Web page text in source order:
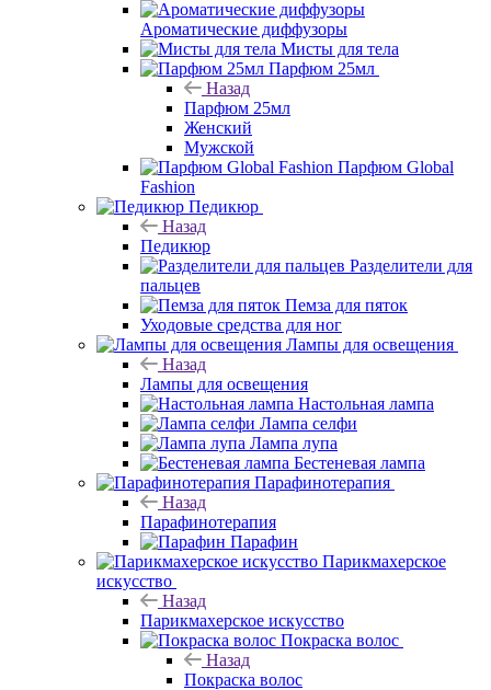
Ароматические диффузоры
Мисты для тела
Парфюм 25мл
Назад
Парфюм 25мл
Женский
Мужской
Парфюм Global
Fashion
Педикюр
Назад
Педикюр
Разделители для
пальцев
Пемза для пяток
Уходовые средства для ног
Лампы для освещения
Назад
Лампы для освещения
Настольная лампа
Лампа селфи
Лампа лупа
Бестеневая лампа
Парафинотерапия
Назад
Парафинотерапия
Парафин
Парикмахерское
искусство
Назад
Парикмахерское искусство
Покраска волос
Назад
Покраска волос